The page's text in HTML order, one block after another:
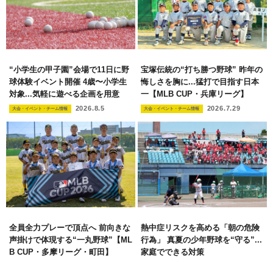
“小学生の甲子園”会場で11日に野
球体験イベント開催 4歳〜小学生
対象...気軽に遊べる企画を用意
大会・イベント・チーム情報 2026.8.5
宝塚伝統の“打ち勝つ野球” 昨年の
悔しさを胸に...猛打で目指す日本
一【MLB CUP・兵庫リーグ】
大会・イベント・チーム情報 2026.7.29
全員全力プレーで頂点へ 前向きな
声掛けで体現する“一丸野球”【ML
B CUP・多摩リーグ・町田】
熱中症リスクを高める「朝の危険
行為」 真夏の少年野球を“守る”...
家庭でできる対策